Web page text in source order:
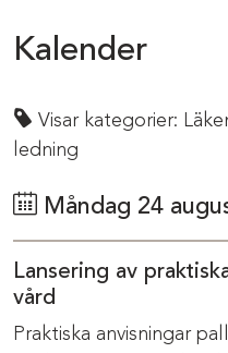
Kalender
Visar kategorier:
ledning
Måndag 24
Lansering av
vård
Praktiska anvisningar